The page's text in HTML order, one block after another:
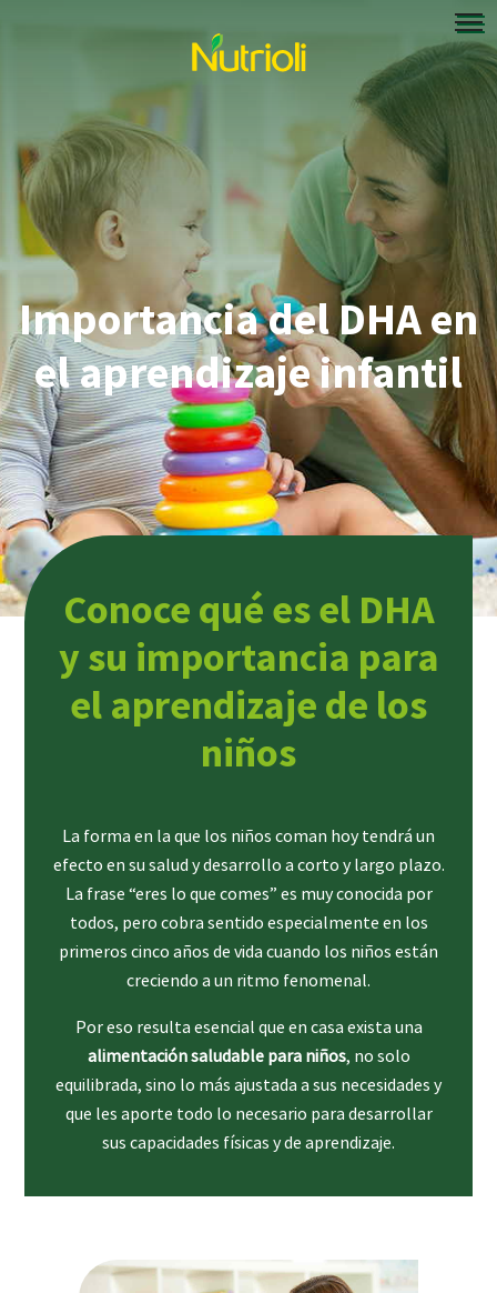
Importancia del DHA en
el aprendizaje infantil
Conoce qué es el DHA
y su importancia para
el aprendizaje de los
niños
La forma en la que los niños coman hoy tendrá un
efecto en su salud y desarrollo a corto y largo plazo.
La frase “eres lo que comes” es muy conocida por
todos, pero cobra sentido especialmente en los
primeros cinco años de vida cuando los niños están
creciendo a un ritmo fenomenal.
Por eso resulta esencial que en casa exista una
alimentación saludable para niños, no solo
equilibrada, sino lo más ajustada a sus necesidades y
que les aporte todo lo necesario para desarrollar
sus capacidades físicas y de aprendizaje.